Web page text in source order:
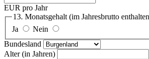
EUR pro Jahr
13. Monatsgehalt (im Jahresbrutto
Ja
Nein
Bundesland
Alter(in Jahren)